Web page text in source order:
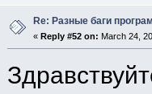
Re: Разные баги
« Reply #52 on: March 24,